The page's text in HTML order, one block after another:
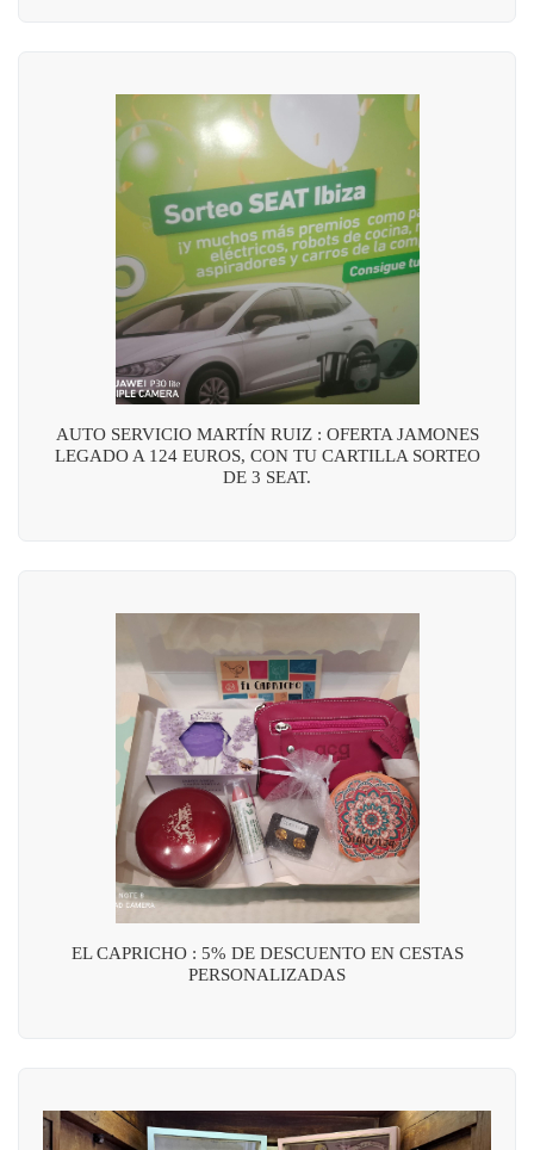
AUTO SERVICIO MARTÍN RUIZ : OFERTA JAMONES
LEGADO A 124 EUROS, CON TU CARTILLA SORTEO
DE 3 SEAT.
EL CAPRICHO : 5% DE DESCUENTO EN CESTAS
PERSONALIZADAS